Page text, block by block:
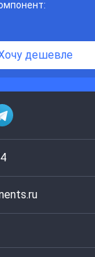
дешевле